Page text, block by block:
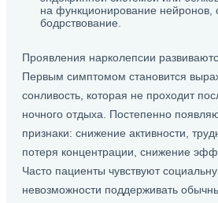
на функционирование нейронов,
бодрствование.
Проявления нарколепсии
Первым симптомом становится
сонливость, которая не проходит
ночного отдыха. Постепенно
признаки: снижение активности,
потеря концентрации, снижение
Часто пациенты чувствуют
невозможности поддерживать